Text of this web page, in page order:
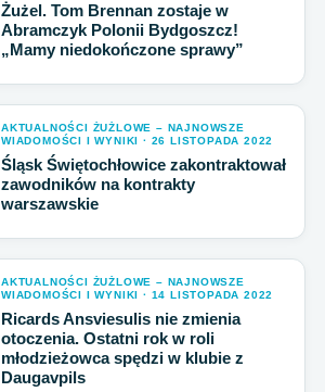
Żużel. Tom Brennan zostaje w
Abramczyk Polonii Bydgoszcz!
„Mamy niedokończone sprawy”
AKTUALNOŚCI ŻUŻLOWE – NAJNOWSZE
WIADOMOŚCI I WYNIKI · 26 LISTOPADA 2022
Śląsk Świętochłowice zakontraktował
zawodników na kontrakty
warszawskie
AKTUALNOŚCI ŻUŻLOWE – NAJNOWSZE
WIADOMOŚCI I WYNIKI · 14 LISTOPADA 2022
Ricards Ansviesulis nie zmienia
otoczenia. Ostatni rok w roli
młodzieżowca spędzi w klubie z
Daugavpils